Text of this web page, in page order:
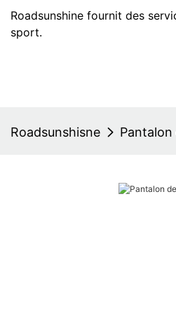
Roadsunshine fournit des
sport.
Roadsunshisne